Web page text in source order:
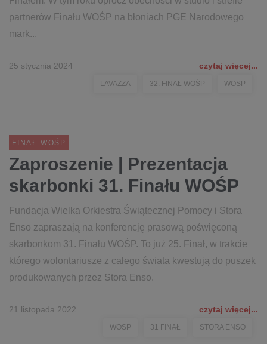
partnerów Finału WOŚP na błoniach PGE Narodowego
mark...
25 stycznia 2024 czytaj więcej...
LAVAZZA 32. FINAŁ WOŚP WOSP
FINAŁ WOŚP
Zaproszenie | Prezentacja
skarbonki 31. Finału WOŚP
Fundacja Wielka Orkiestra Świątecznej Pomocy i Stora
Enso zapraszają na konferencję prasową poświęconą
skarbonkom 31. Finału WOŚP. To już 25. Finał, w trakcie
którego wolontariusze z całego świata kwestują do puszek
produkowanych przez Stora Enso.
21 listopada 2022 czytaj więcej...
WOSP 31 FINAŁ STORA ENSO